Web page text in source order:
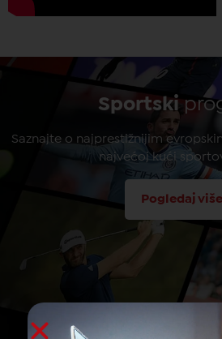
Sportski
Saznajte o najprestižnijim
najvećoj kući
Pogledaj više